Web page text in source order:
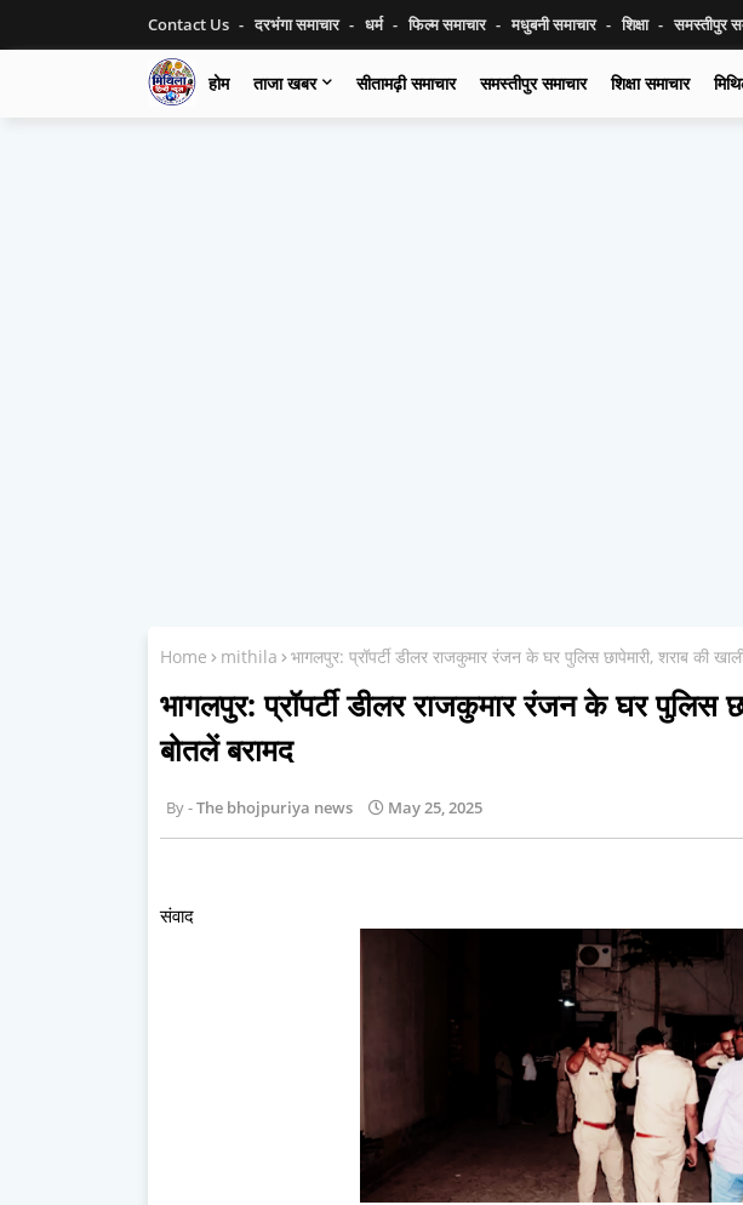
Contact Us दरभंगा समाचार धर्म फिल्म समाचार मधुबनी समाचार शिक्षा समस्तीपुर
होम ताजा खबर सीतामढ़ी समाचार समस्तीपुर समाचार शिक्षा समाचार
Home mithila भागलपुर: प्रॉपर्टी डीलर राजकुमार रंजन के घर पुलिस छापेमारी, शराब की
भागलपुर: प्रॉपर्टी डीलर राजकुमार रंजन के घर पुलिस
बोतलें बरामद
The bhojpuriya news May 25, 2025
संवाद